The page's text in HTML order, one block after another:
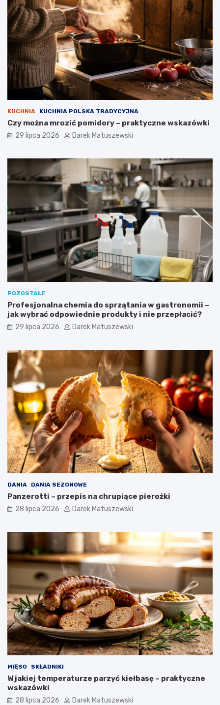
KUCHNIA KUCHNIA POLSKA TRADYCYJNA
Czy można mrozić pomidory – praktyczne wskazówki
29 lipca 2026 Darek Matuszewski
POZOSTAŁE
Profesjonalna chemia do sprzątania w gastronomii –
jak wybrać odpowiednie produkty i nie przepłacić?
29 lipca 2026 Darek Matuszewski
DANIA DANIA SEZONOWE
Panzerotti – przepis na chrupiące pierożki
28 lipca 2026 Darek Matuszewski
MIĘSO SKŁADNIKI
W jakiej temperaturze parzyć kiełbasę – praktyczne
wskazówki
28 lipca 2026 Darek Matuszewski